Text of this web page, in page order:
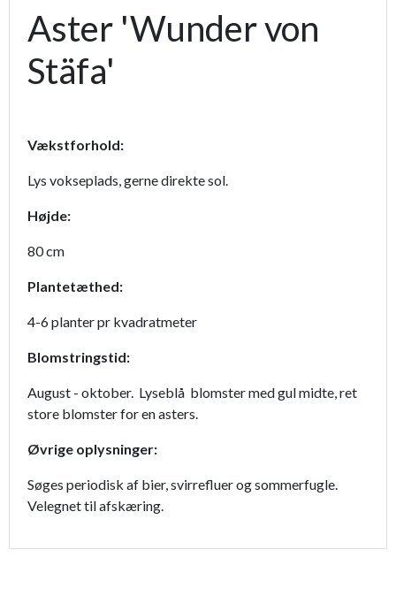
Aster 'Wunder von
Stäfa'
Vækstforhold:
Lys vokseplads, gerne direkte sol.
Højde:
80 cm
Plantetæthed:
4-6 planter pr kvadratmeter
Blomstringstid:
August - oktober. Lyseblå blomster med gul midte, ret
store blomster for en asters.
Øvrige oplysninger:
Søges periodisk af bier, svirrefluer og sommerfugle.
Velegnet til afskæring.